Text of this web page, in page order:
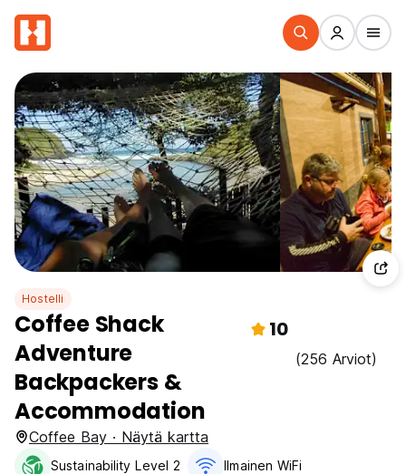
Hostelli
Coffee Shack
Adventure
Backpackers &
Accommodation
10
(256 Arviot)
Coffee Bay · Näytä kartta
Sustainability Level 2 Ilmainen WiFi